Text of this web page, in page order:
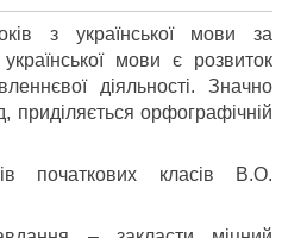
з української мови за
мови є розвиток
діяльності. Значно
орфографічній
початкових класів В.О.